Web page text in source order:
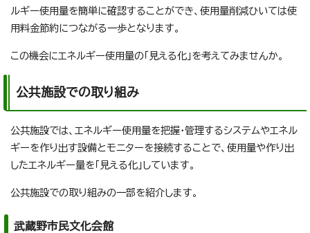
ルギー使用量を簡単に確認することができ、使用量削減ひいては使
用料金節約につながる一歩となります。
この機会にエネルギー使用量の「見える化」を考えてみませんか。
公共施設での取り組み
公共施設では、エネルギー使用量を把握・管理するシステムやエネル
ギーを作り出す設備とモニターを接続することで、使用量や作り出
したエネルギー量を「見える化」しています。
公共施設での取り組みの一部を紹介します。
武蔵野市民文化会館